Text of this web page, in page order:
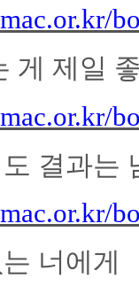
게 제일
결과는
너에게